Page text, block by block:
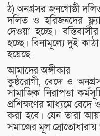
ঠ) অনগ্রসর জনগোষ্ঠী
দলিত ও হরিজনদের
দেওয়া হচ্ছে।
হচ্ছে। বিনামূল্যে দুই
হয়েছে।
আমাদের অঙ্গীকার
কুষ্ঠরোগী, বেদে ও
সামাজিক নিরাপত্তা
প্রশিক্ষণের মাধ্যমে
করা হবে। যেন তারা
সমাজের মূল